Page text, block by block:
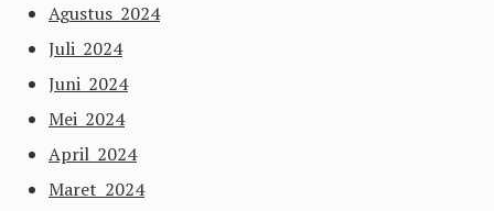
Agustus 2024
Juli 2024
Juni 2024
Mei 2024
April 2024
Maret 2024